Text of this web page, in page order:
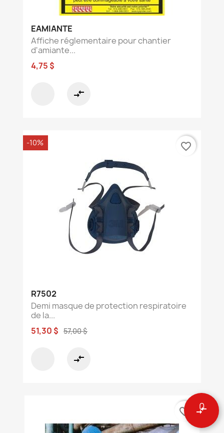
0
compare_arrows
EAMIANTE
Affiche réglementaire pour chantier
d'amiante...
4,75 $
compare_arrows
R7502
Demi masque de protection respiratoire
de la...
51,30 $ 57,00 $
compare_arrows
-10% favorite_border
favorite_border